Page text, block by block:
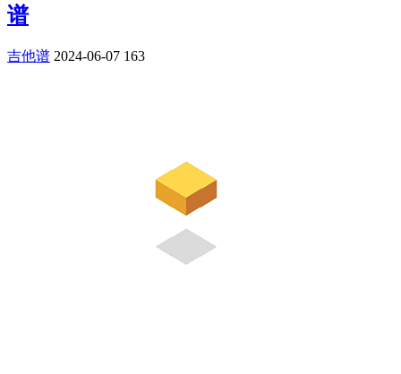
谱
吉他谱 2024-06-07 163